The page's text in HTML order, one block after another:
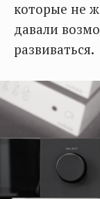
которые не
давали
развиваться.